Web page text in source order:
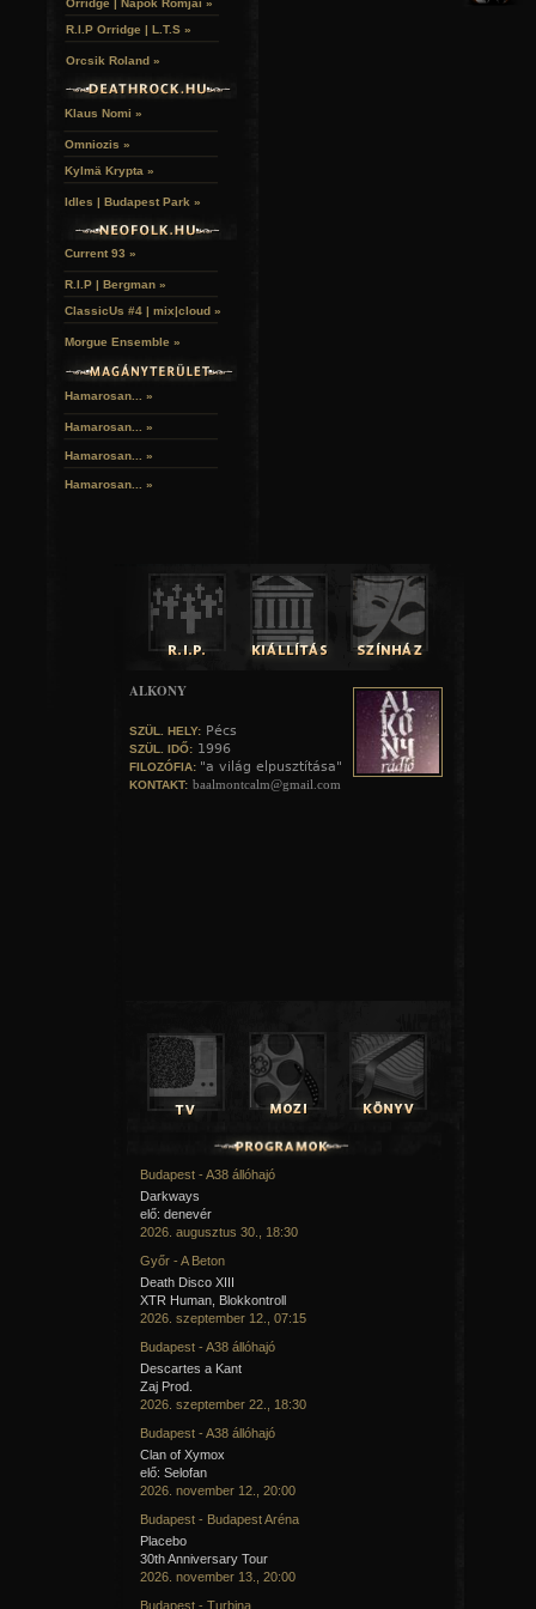
R.I.P Orridge | L.T.S »
Orcsik Roland »
Klaus Nomi »
Omniozis »
Kylmä Krypta »
Idles | Budapest Park »
Current 93 »
R.I.P | Bergman »
ClassicUs #4 | mix|cloud »
Morgue Ensemble »
Hamarosan... »
Hamarosan... »
Hamarosan... »
Hamarosan... »
ALKONY
SZÜL. HELY: Pécs
SZÜL. IDŐ: 1996
FILOZÓFIA: "a világ elpusztítása"
KONTAKT: baalmontcalm@gmail.com
Budapest - A38 állóhajó
Darkways
elő: denevér
2026. augusztus 30., 18:30
Győr - A Beton
Death Disco XIII
XTR Human, Blokkontroll
2026. szeptember 12., 07:15
Budapest - A38 állóhajó
Descartes a Kant
Zaj Prod.
2026. szeptember 22., 18:30
Budapest - A38 állóhajó
Clan of Xymox
elő: Selofan
2026. november 12., 20:00
Budapest - Budapest Aréna
Placebo
30th Anniversary Tour
2026. november 13., 20:00
Budapest - Turbina